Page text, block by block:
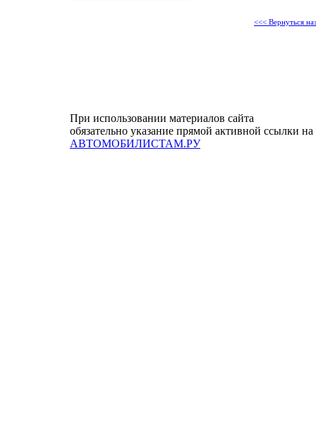
<<< Вернуться
При использовании материалов сайта
обязательно указание прямой активной ссылки на
АВТОМОБИЛИСТАМ.РУ